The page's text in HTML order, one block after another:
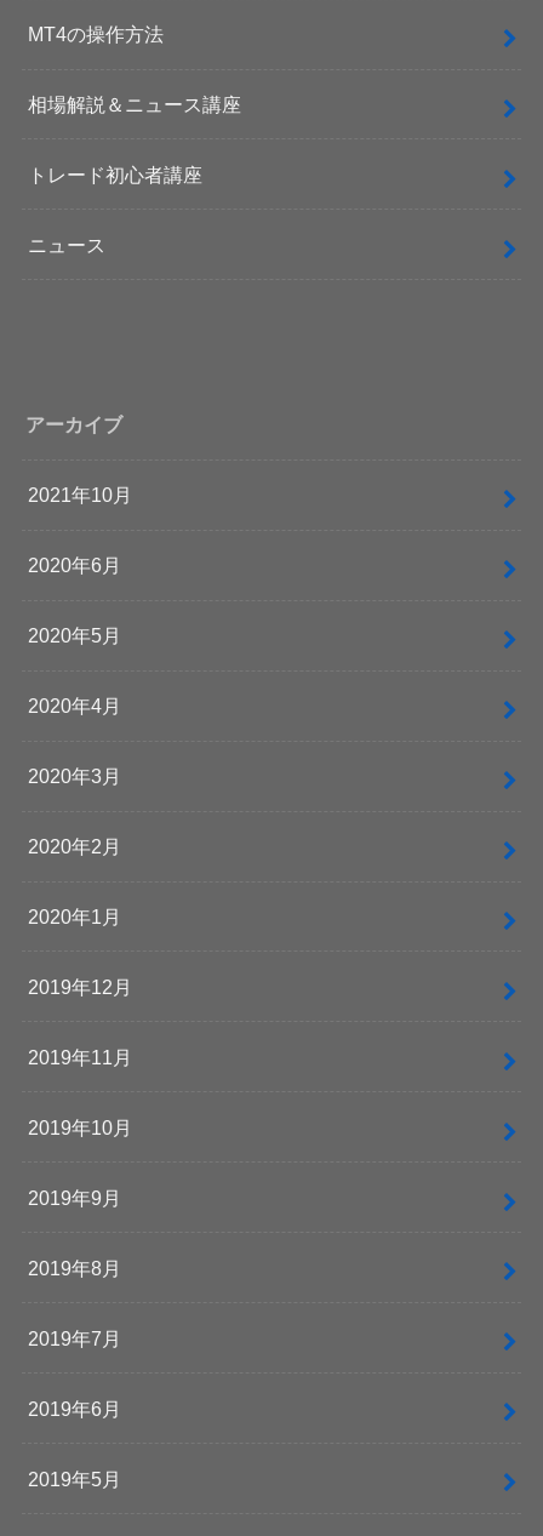
MT4の操作方法
相場解説＆ニュース講座
トレード初心者講座
ニュース
アーカイブ
2021年10月
2020年6月
2020年5月
2020年4月
2020年3月
2020年2月
2020年1月
2019年12月
2019年11月
2019年10月
2019年9月
2019年8月
2019年7月
2019年6月
2019年5月